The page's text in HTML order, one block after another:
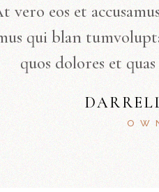
vero eos et
qui blan
quos dolores et